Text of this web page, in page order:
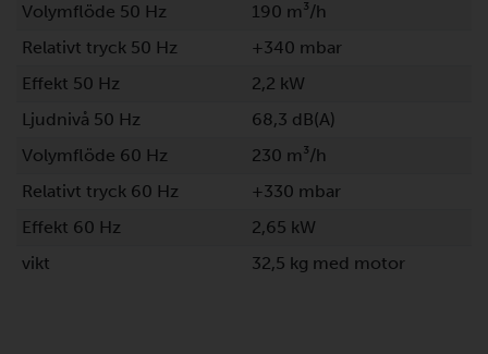
Volymflöde 50 Hz
190 m³/h
Relativt tryck 50 Hz
+340 mbar
Effekt 50 Hz
2,2 kW
Ljudnivå 50 Hz
68,3 dB(A)
Volymflöde 60 Hz
230 m³/h
Relativt tryck 60 Hz
+330 mbar
Effekt 60 Hz
2,65 kW
vikt
32,5 kg med motor